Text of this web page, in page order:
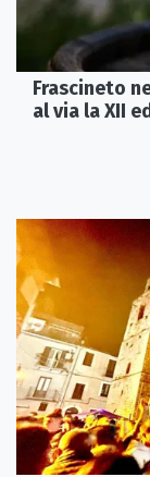
Frascineto
al via la XII